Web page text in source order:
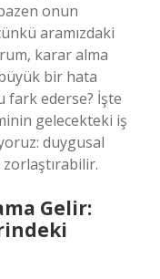
onun
aramızdaki
karar alma
bir hata
fark ederse? İşte
gelecekteki iş
duygusal
Gelir: